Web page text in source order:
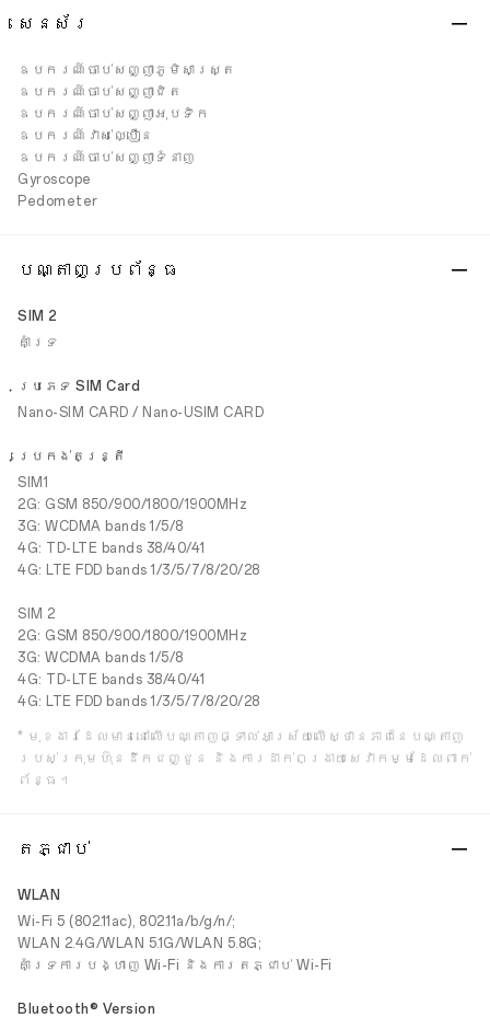
សេនស័រ
ឧបករណ៍ចាប់សញ្ញាភូមិសាស្ត្រ
ឧបករណ៍ចាប់សញ្ញាជិត
ឧបករណ៍ចាប់សញ្ញាអុបទិក
ឧបករណ៍វាស់ល្បឿន
ឧបករណ៍ចាប់សញ្ញាទំនាញ
Gyroscope
Pedometer
បណ្តាញប្រព័ន្ធ
SIM 2
គាំទ្រ
ប្រភេទ SIM Card
Nano-SIM CARD / Nano-USIM CARD
ប្រេកង់តន្រ្តី
SIM1
2G: GSM 850/900/1800/1900MHz
3G: WCDMA bands 1/5/8
4G: TD-LTE bands 38/40/41
4G: LTE FDD bands 1/3/5/7/8/20/28
SIM 2
2G: GSM 850/900/1800/1900MHz
3G: WCDMA bands 1/5/8
4G: TD-LTE bands 38/40/41
4G: LTE FDD bands 1/3/5/7/8/20/28
* មុខងារដែលមាននៅលើបណ្តាញផ្ទាល់អាស្រ័យលើស្ថានភាពនៃបណ្តាញ
របស់ក្រុមហ៊ុនដឹកជញ្ជូន និងការដាក់ពង្រាយសេវាកម្មដែលពាក់
ព័ន្ធ។
តភ្ជាប់
WLAN
Wi-Fi 5 (802.11ac), 802.11a/b/g/n/;
WLAN 2.4G/WLAN 5.1G/WLAN 5.8G;
គាំទ្រការបង្ហាញ Wi-Fi និងការតភ្ជាប់ Wi-Fi
Bluetooth® Version